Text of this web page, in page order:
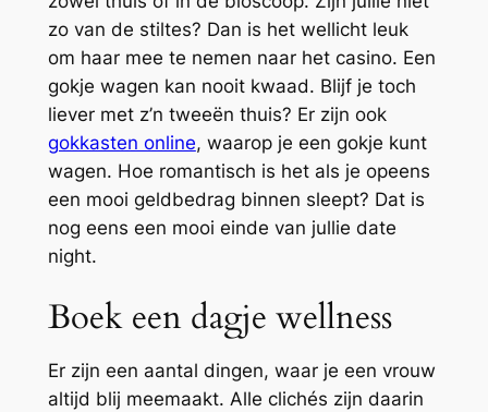
zo van de stiltes? Dan is het wellicht leuk
om haar mee te nemen naar het casino. Een
gokje wagen kan nooit kwaad. Blijf je toch
liever met z’n tweeën thuis? Er zijn ook
gokkasten online, waarop je een gokje kunt
wagen. Hoe romantisch is het als je opeens
een mooi geldbedrag binnen sleept? Dat is
nog eens een mooi einde van jullie date
night.
Boek een dagje wellness
Er zijn een aantal dingen, waar je een vrouw
altijd blij meemaakt. Alle clichés zijn daarin